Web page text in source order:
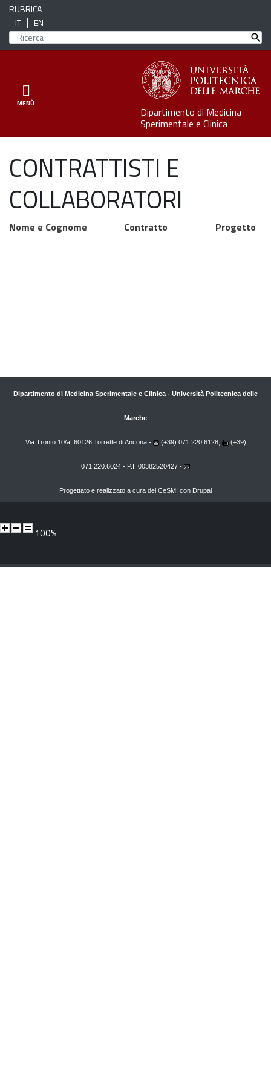
RUBRICA
IT
EN
Toggle navigation
MENÙ
Dipartimento di Medicina
Sperimentale e Clinica
CONTRATTISTI E
COLLABORATORI
Nome e Cognome Contratto
Progetto
Dipartimento di Medicina Sperimentale e Clinica - Università Politecnica delle
Marche
Via Tronto 10/a, 60126 Torrette di Ancona - (+39) 071.220.6128, (+39)
071.220.6024 - P.I. 00382520427 -
Progettato e realizzato a cura del CeSMI con Drupal
100%